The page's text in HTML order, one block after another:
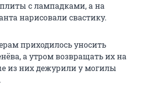
с лампадками, а на
нарисовали свастику.
приходилось уносить
а утром возвращать их на
из них дежурили у могилы